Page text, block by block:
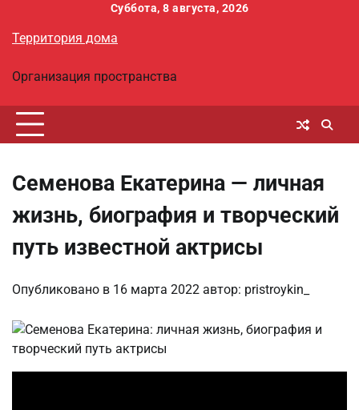
содержимому
Суббота, 8 августа, 2026
Территория дома
Организация пространства
Семенова Екатерина — личная
жизнь, биография и творческий
путь известной актрисы
Опубликовано в 16 марта 2022 автор: pristroykin_